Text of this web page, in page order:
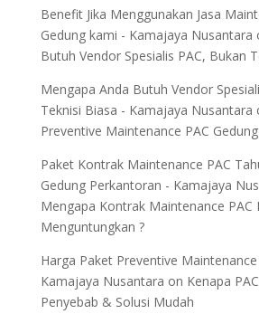
Benefit Jika Menggunakan Jasa
Gedung kami - Kamajaya Nusantara
Butuh Vendor Spesialis PAC, Bukan
Mengapa Anda Butuh Vendor
Teknisi Biasa - Kamajaya Nusantara
Preventive Maintenance PAC Gedung
Paket Kontrak Maintenance PAC
Gedung Perkantoran - Kamajaya
Mengapa Kontrak Maintenance PAC
Menguntungkan ?
Harga Paket Preventive Maintenance
Kamajaya Nusantara on Kenapa
Penyebab & Solusi Mudah